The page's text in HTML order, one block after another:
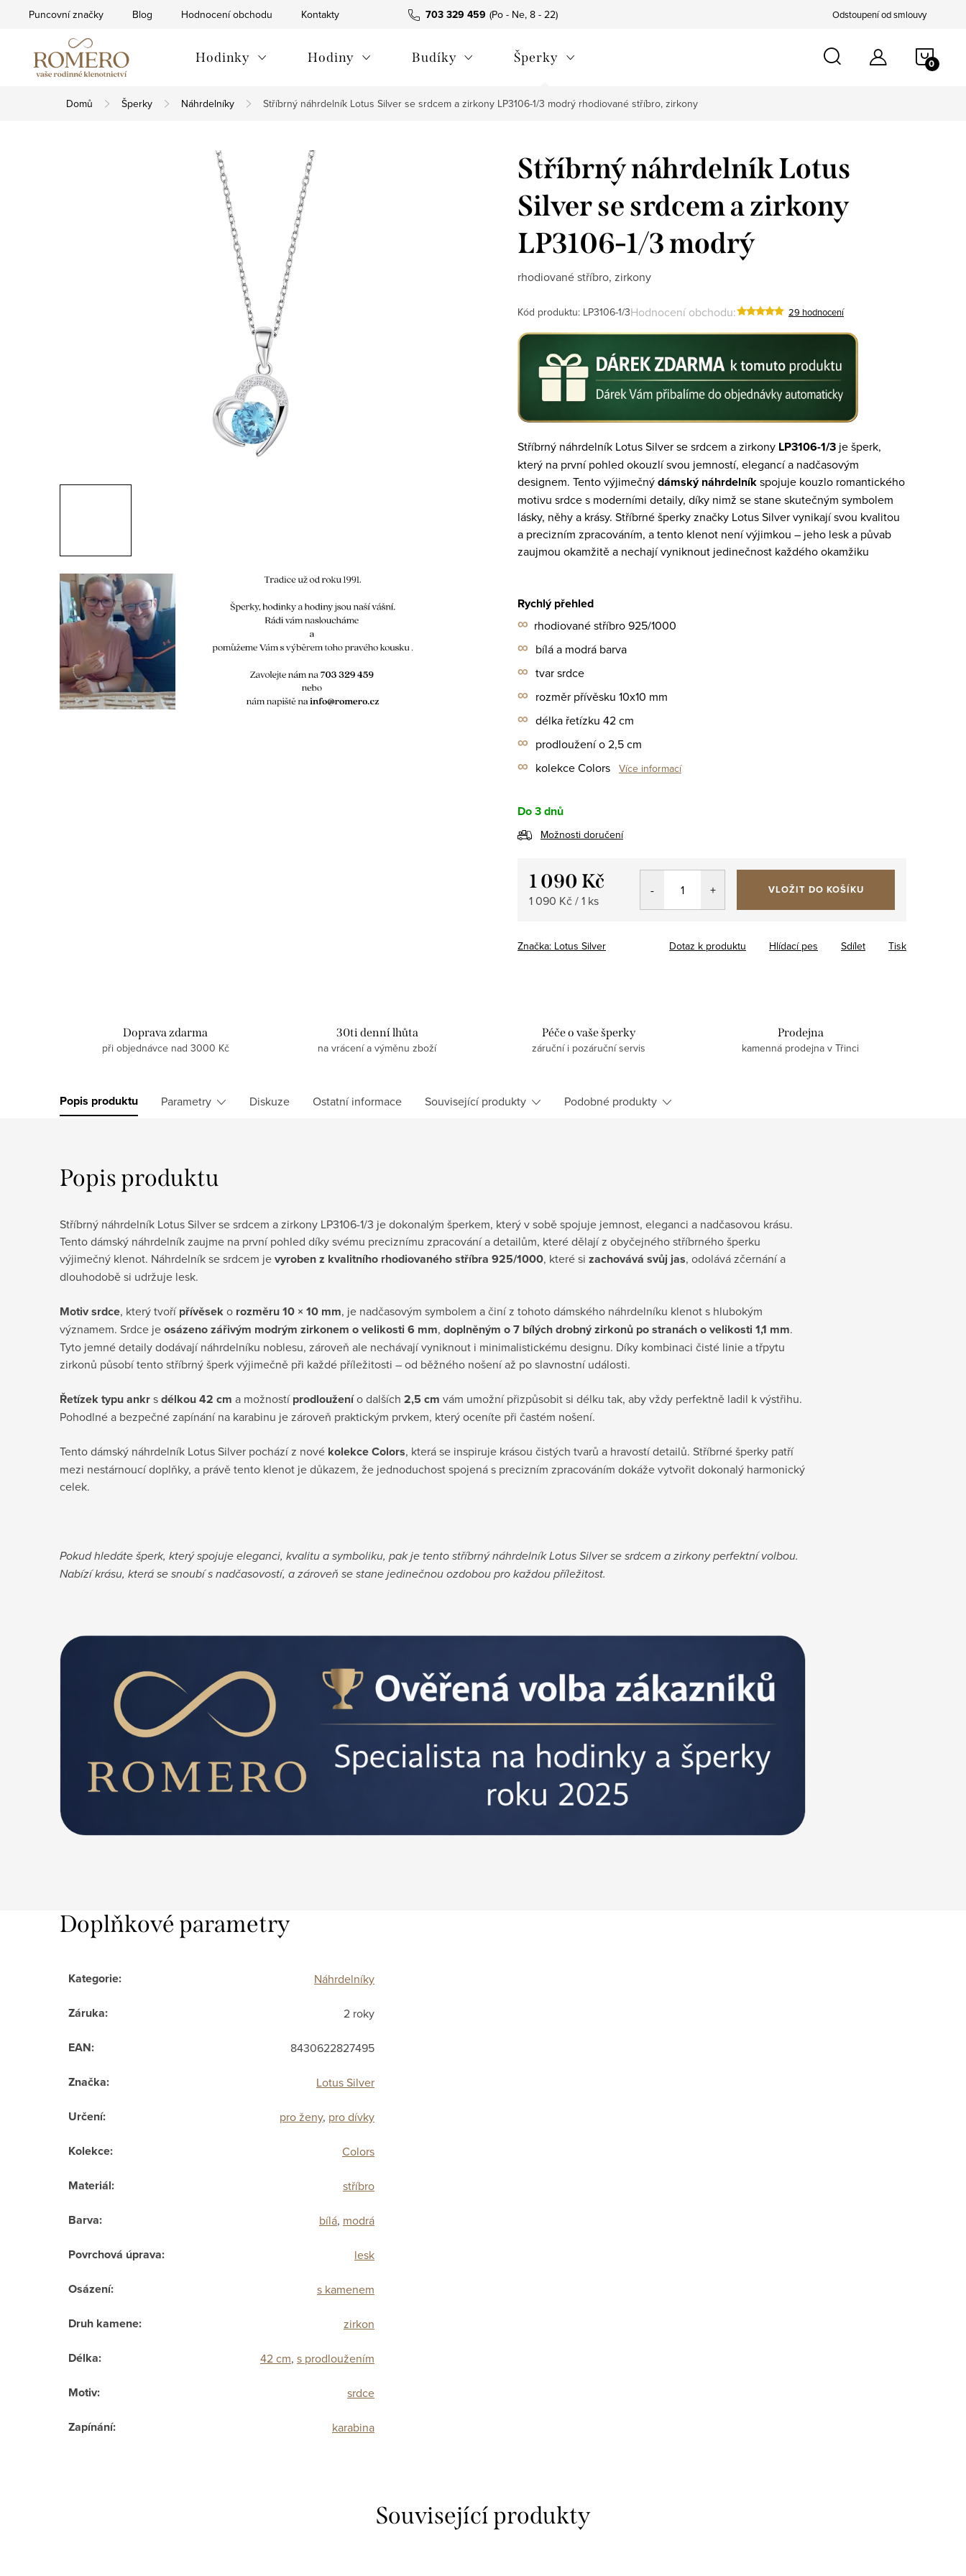
703 329 459
Puncovní značky Blog Hodnocení obchodu Kontakty Odstoupení od smlouvy
Hodinky Hodiny Budíky Šperky
Domů Šperky Náhrdelníky Stříbrný náhrdelník Lotus Silver se srdcem a zirkony LP3106-1/3 modrý rhodiované stříbro, zirkony
Stříbrný náhrdelník Lotus
Silver se srdcem a zirkony
LP3106-1/3 modrý
rhodiované stříbro, zirkony
Kód produktu: LP3106-1/3Hodnocení obchodu: 29 hodnocení
Stříbrný náhrdelník Lotus Silver se srdcem a zirkony LP3106-1/3 je šperk,
který na první pohled okouzlí svou jemností, elegancí a nadčasovým
designem. Tento výjimečnýdámský náhrdelníkspojuje kouzlo romantického
motivu srdce s moderními detaily, díky nimž se stane skutečným symbolem
lásky, něhy a krásy. Stříbrné šperky značky Lotus Silver vynikají svou kvalitou
a precizním zpracováním, a tento klenot není výjimkou – jeho lesk a půvab
zaujmou okamžitě a nechají vyniknout jedinečnost každého okamžiku
Rychlý přehled
∞ rhodiované stříbro 925/1000
∞ bílá a modrá barva
∞ tvar srdce
∞ rozměr přívěsku 10x10 mm
∞ délka řetízku 42 cm
∞ prodloužení o 2,5 cm
∞ kolekce Colors Více informací
Do 3 dnů
Možnosti doručení
1 090 Kč
Měrná
1 090 Kč / 1 ks
VLOŽIT DO KOŠÍKU
Značka: Lotus Silver Tisk
Dotaz k produktu Hlídací pes Sdílet
Doprava zdarma
při objednávce nad 3000 Kč
30ti denní lhůta
na vrácení a výměnu zboží
Péče o vaše šperky
záruční i pozáruční servis
Prodejna
kamenná prodejna v Třinci
Popis produktu Parametry Diskuze Ostatní informace Související produkty Podobné produkty
Popis produktu
Stříbrný náhrdelník Lotus Silver se srdcem a zirkony LP3106-1/3 je dokonalým šperkem, který v sobě spojuje jemnost, eleganci a nadčasovou krásu.
Tento dámský náhrdelník zaujme na první pohled díky svému preciznímu zpracování a detailům, které dělají z obyčejného stříbrného šperku
výjimečný klenot. Náhrdelník se srdcem jevyroben z kvalitního rhodiovaného stříbra 925/1000, které si zachovává svůj jas, odolává zčernání a
dlouhodobě si udržuje lesk.
Motiv srdce, který tvořípřívěseko rozměru 10 × 10 mm, je nadčasovým symbolem a činí z tohoto dámského náhrdelníku klenot s hlubokým
významem. Srdce jeosázeno zářivým modrým zirkonem o velikosti 6 mm, doplněným o 7 bílých drobný zirkonů po stranách o velikosti 1,1 mm.
Tyto jemné detaily dodávají náhrdelníku noblesu, zároveň ale nechávají vyniknout i minimalistickému designu. Díky kombinaci čisté linie a třpytu
zirkonů působí tento stříbrný šperk výjimečně při každé příležitosti – od běžného nošení až po slavnostní události.
Řetízek typu ankrsdélkou 42 cm a možnostíprodlouženío dalších 2,5 cm vám umožní přizpůsobit si délku tak, aby vždy perfektně ladil k výstřihu.
Pohodlné a bezpečné zapínání na karabinu je zároveň praktickým prvkem, který oceníte při častém nošení.
Tento dámský náhrdelník Lotus Silver pochází z nové kolekce Colors, která se inspiruje krásou čistých tvarů a hravostí detailů. Stříbrné šperky patří
mezi nestárnoucí doplňky, a právě tento klenot je důkazem, že jednoduchost spojená s precizním zpracováním dokáže vytvořit dokonalý harmonický
celek.
Pokud hledáte šperk, který spojuje eleganci, kvalitu a symboliku, pak je tento stříbrný náhrdelník Lotus Silver se srdcem a zirkony perfektní volbou.
Nabízí krásu, která se snoubí s nadčasovostí, a zároveň se stane jedinečnou ozdobou pro každou příležitost.
Doplňkové parametry
Kategorie: Náhrdelníky
Záruka: 2 roky
EAN: 8430622827495
Značka: Lotus Silver
Určení: pro ženy, pro dívky
Kolekce: Colors
Materiál: stříbro
Barva: bílá, modrá
Povrchová úprava: lesk
Osázení: s kamenem
Druh kamene: zirkon
Délka: 42 cm, s prodloužením
Motiv: srdce
Zapínání: karabina
Související produkty